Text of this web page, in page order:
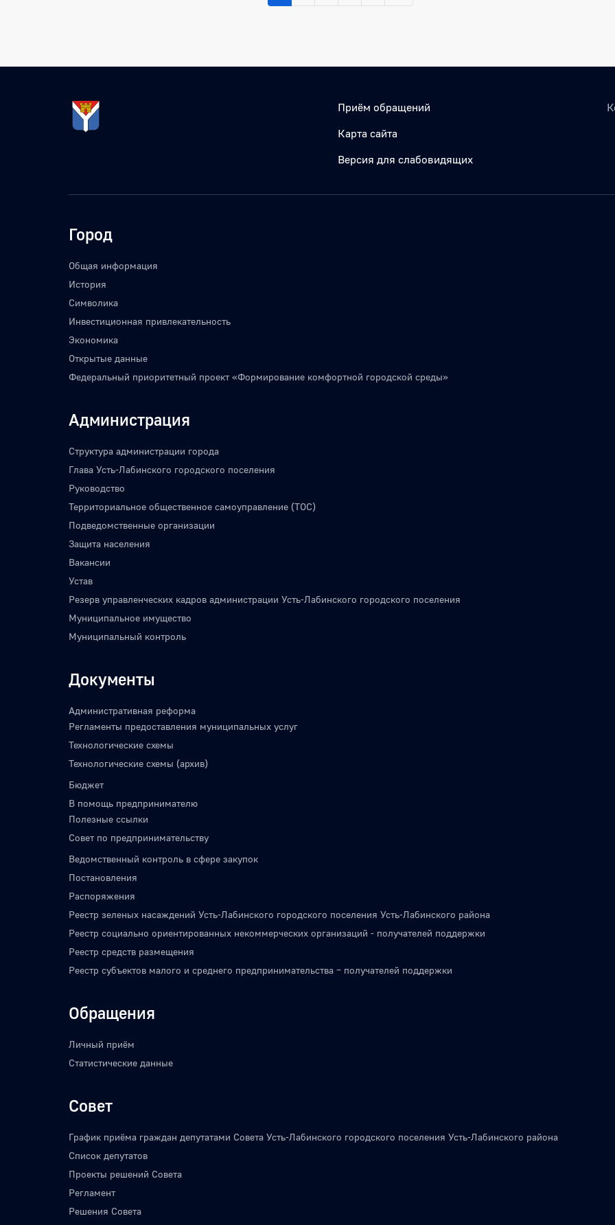
Приём обращений
Карта сайта
Версия для слабовидящих
Город
Общая информация
История
Символика
Инвестиционная привлекательность
Экономика
Открытые данные
Федеральный приоритетный проект «Формирование комфортной городской среды»
Администрация
Структура администрации города
Глава Усть-Лабинского городского поселения
Руководство
Территориальное общественное самоуправление (ТОС)
Подведомственные организации
Защита населения
Вакансии
Устав
Резерв управленческих кадров администрации Усть-Лабинского городского поселения
Муниципальное имущество
Муниципальный контроль
Документы
Административная реформа
Регламенты предоставления муниципальных услуг
Технологические схемы
Технологические схемы (архив)
Бюджет
В помощь предпринимателю
Полезные ссылки
Совет по предпринимательству
Ведомственный контроль в сфере закупок
Постановления
Распоряжения
Реестр зеленых насаждений Усть-Лабинского городского поселения Усть-Лабинского района
Реестр социально ориентированных некоммерческих организаций - получателей поддержки
Реестр средств размещения
Реестр субъектов малого и среднего предпринимательства – получателей поддержки
Обращения
Личный приём
Статистические данные
Совет
График приёма граждан депутатами Совета Усть-Лабинского городского поселения Усть-Лабинского района
Список депутатов
Проекты решений Совета
Регламент
Решения Совета